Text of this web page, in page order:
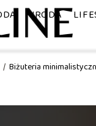
URODA
/ Biżuteria